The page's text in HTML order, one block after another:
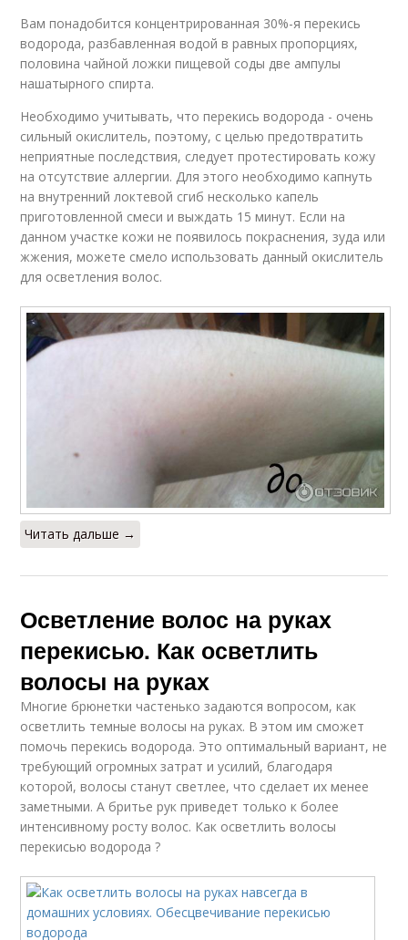
Вам понадобится концентрированная 30%-я перекись
водорода, разбавленная водой в равных пропорциях,
половина чайной ложки пищевой соды две ампулы
нашатырного спирта.
Необходимо учитывать, что перекись водорода - очень
сильный окислитель, поэтому, с целью предотвратить
неприятные последствия, следует протестировать кожу
на отсутствие аллергии. Для этого необходимо капнуть
на внутренний локтевой сгиб несколько капель
приготовленной смеси и выждать 15 минут. Если на
данном участке кожи не появилось покраснения, зуда или
жжения, можете смело использовать данный окислитель
для осветления волос.
Читать дальше →
Осветление волос на руках
перекисью. Как осветлить
волосы на руках
Многие брюнетки частенько задаются вопросом, как
осветлить темные волосы на руках. В этом им сможет
помочь перекись водорода. Это оптимальный вариант, не
требующий огромных затрат и усилий, благодаря
которой, волосы станут светлее, что сделает их менее
заметными. А бритье рук приведет только к более
интенсивному росту волос. Как осветлить волосы
перекисью водорода ?